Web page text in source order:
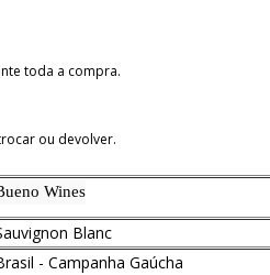
toda a compra.
ou devolver.
Wines
Blanc
- Campanha Gaúcha